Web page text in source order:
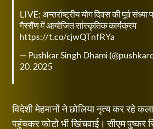
LIVE: अन्तर्राष्ट्रीय योग दिवस की पूर्व संध्या
गैरसैंण में आयोजित सांस्कृतिक कार्यक्रम
https://t.co/cjwQTnfRYa
— Pushkar Singh Dhami
20, 2025
विदेशी मेहमानों ने छोलिया नृत्य कर रहे
पहुंचकर फोटो भी खिंचवाई। सीएम पुष्कर